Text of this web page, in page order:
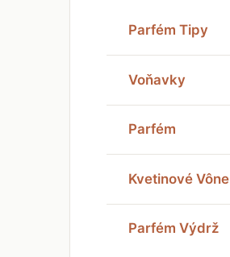
Parfém Tipy
Voňavky
Parfém
Kvetinové Vône
Parfém Výdrž